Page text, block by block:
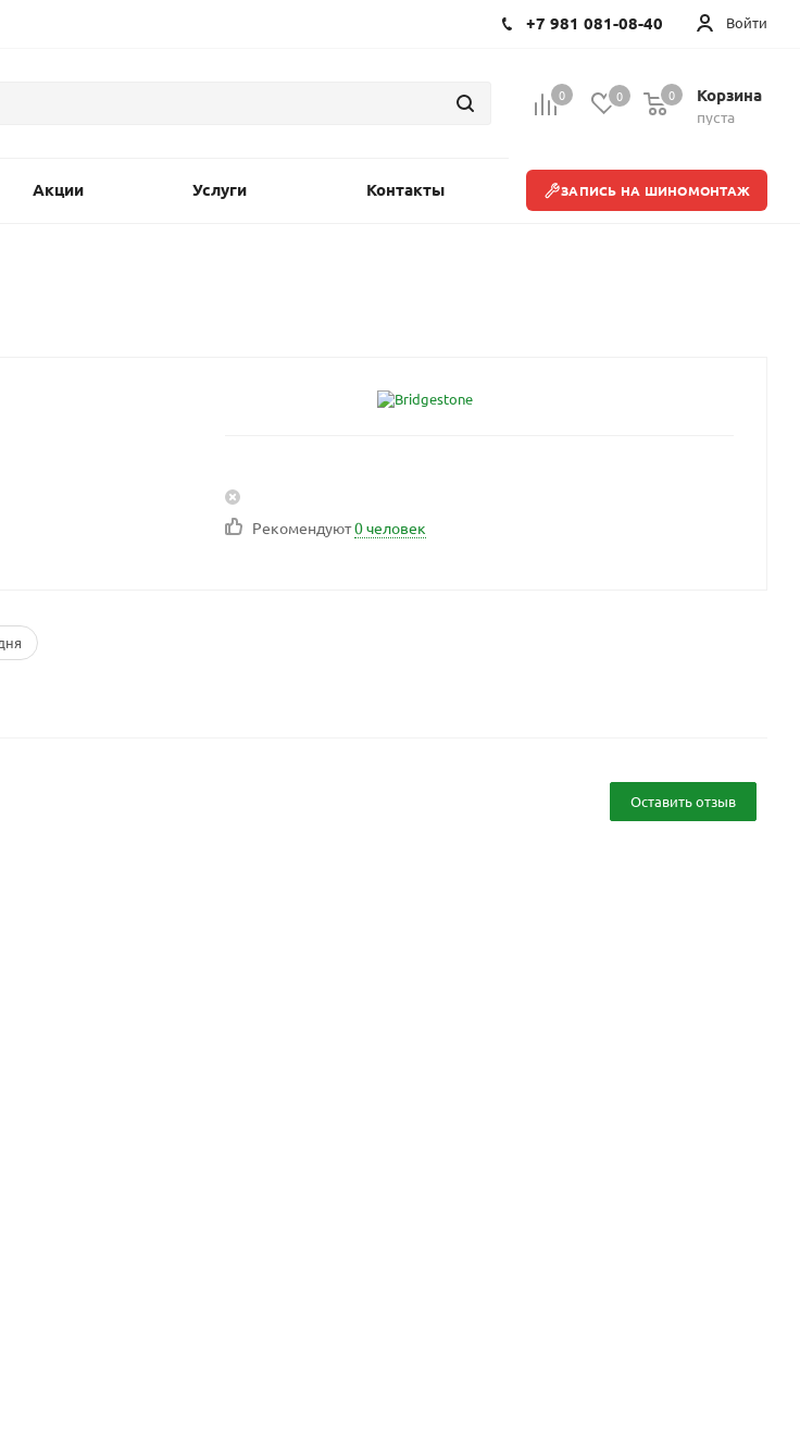
Войти
+7 981 081-08-40
0 0 Корзина
пуста
0
Акции Услуги Контакты ЗАПИСЬ НА ШИНОМОНТАЖ
Рекомендуют0 человек
Оставить отзыв